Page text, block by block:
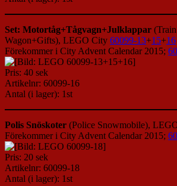
Set: Motortåg+Tågvagn+Julklappar
Wagon+Gifts), LEGO City 60099-13+15+16
Förekommer i City Advent Calendar 2015;
Pris: 40 sek
Artikelnr: 60099-16
Antal (i lager): 1st
Polis Snöskoter (Police Snowmobile),
Förekommer i City Advent Calendar 2015;
Pris: 20 sek
Artikelnr: 60099-18
Antal (i lager): 1st